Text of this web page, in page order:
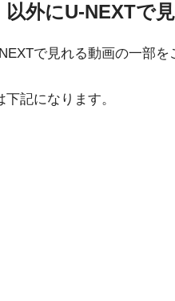
以外にU-NEXTで
で見れる動画の一部を
記になります。